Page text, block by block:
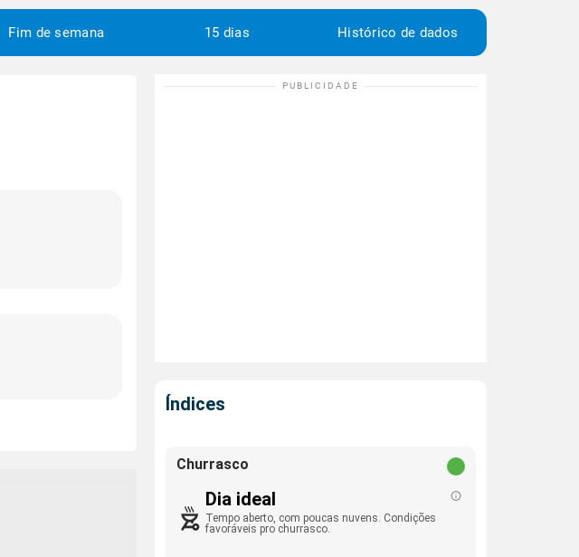
Fim de semana 15 dias Histórico de dados
Índices
Churrasco
Dia ideal
Tempo aberto, com poucas nuvens. Condições
favoráveis pro churrasco.